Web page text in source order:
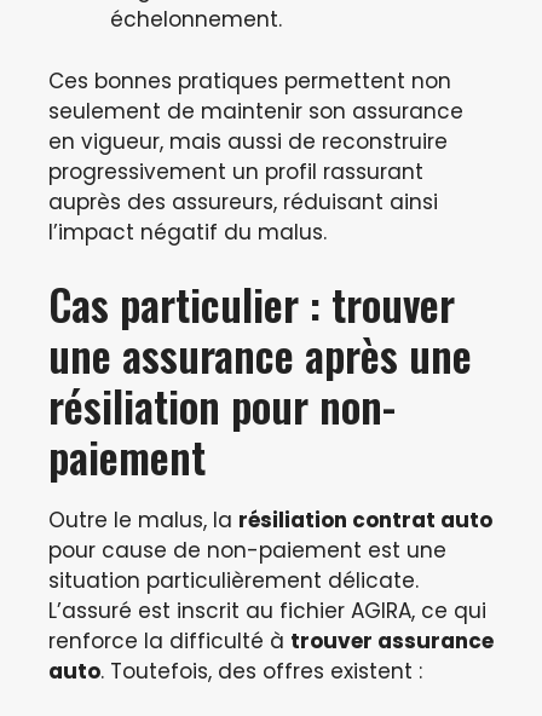
échelonnement.
Ces bonnes pratiques permettent non
seulement de maintenir son assurance
en vigueur, mais aussi de reconstruire
progressivement un profil rassurant
auprès des assureurs, réduisant ainsi
l’impact négatif du malus.
Cas particulier : trouver
une assurance après une
résiliation pour non-
paiement
Outre le malus, la résiliation contrat auto
pour cause de non-paiement est une
situation particulièrement délicate.
L’assuré est inscrit au fichier AGIRA, ce qui
renforce la difficulté à trouver assurance
auto. Toutefois, des offres existent :